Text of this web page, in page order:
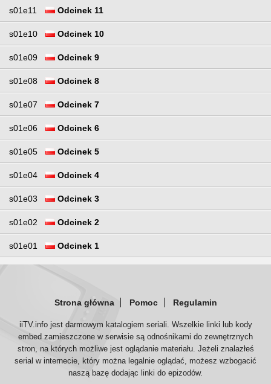
s01e11 Odcinek 11
s01e10 Odcinek 10
s01e09 Odcinek 9
s01e08 Odcinek 8
s01e07 Odcinek 7
s01e06 Odcinek 6
s01e05 Odcinek 5
s01e04 Odcinek 4
s01e03 Odcinek 3
s01e02 Odcinek 2
s01e01 Odcinek 1
Strona główna Pomoc Regulamin
iiTV.info jest darmowym katalogiem seriali. Wszelkie linki lub kody
embed zamieszczone w serwisie są odnośnikami do zewnętrznych
stron, na których możliwe jest oglądanie materiału. Jeżeli znalazłeś
serial w internecie, który można legalnie oglądać, możesz wzbogacić
naszą bazę dodając linki do epizodów.